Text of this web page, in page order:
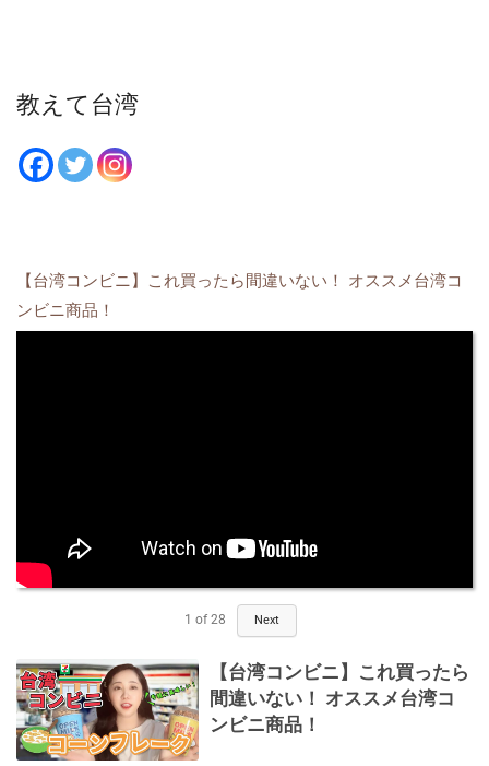
教えて台湾
【台湾コンビニ】これ買ったら間違いない！ オススメ台湾コ
ンビニ商品！
1 of 28 Next
【台湾コンビニ】これ買ったら
間違いない！ オススメ台湾コ
ンビニ商品！